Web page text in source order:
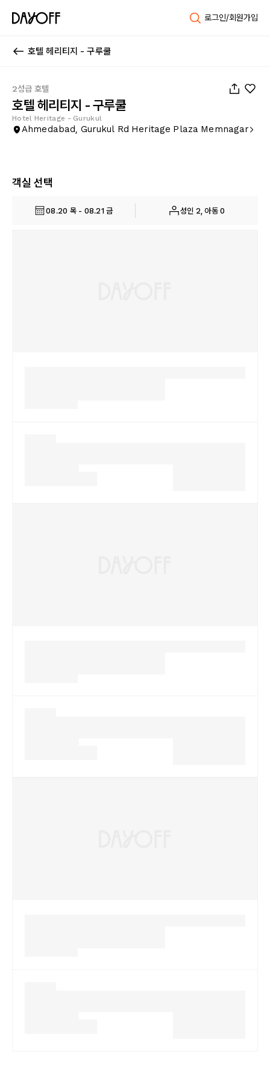
로그인/회원가입
호텔 헤리티지 - 구루쿨
2성급 호텔
호텔 헤리티지 - 구루쿨
Hotel Heritage - Gurukul
Ahmedabad, Gurukul Rd Heritage Plaza Memnagar
객실 선택
08.20 목 - 08.21 금 성인 2, 아동 0